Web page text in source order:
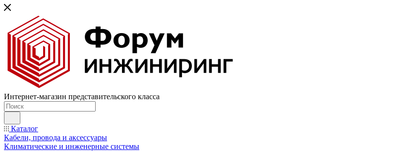
Интернет-магазин представительского класса
Каталог
Кабели, провода и аксессуары
Климатические и инженерные системы